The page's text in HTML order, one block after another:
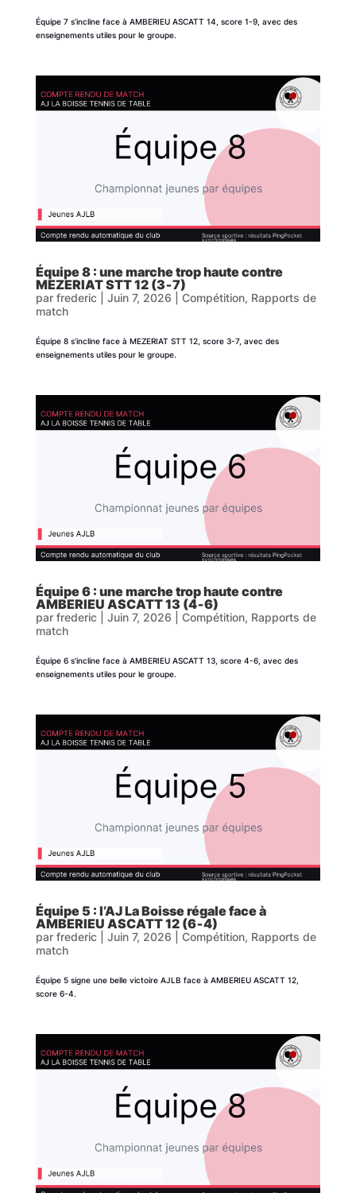
Équipe 7 s’incline face à AMBERIEU ASCATT 14, score 1-9, avec des
enseignements utiles pour le groupe.
Équipe 8 : une marche trop haute contre
MEZERIAT STT 12 (3‑7)
par frederic| Juin 7, 2026 Compétition, Rapports de
match
Équipe 8 s’incline face à MEZERIAT STT 12, score 3-7, avec des
enseignements utiles pour le groupe.
Équipe 6 : une marche trop haute contre
AMBERIEU ASCATT 13 (4‑6)
par frederic| Juin 7, 2026 Compétition, Rapports de
match
Équipe 6 s’incline face à AMBERIEU ASCATT 13, score 4-6, avec des
enseignements utiles pour le groupe.
Équipe 5 : l’AJ La Boisse régale face à
AMBERIEU ASCATT 12 (6‑4)
par frederic| Juin 7, 2026 Compétition, Rapports de
match
Équipe 5 signe une belle victoire AJLB face à AMBERIEU ASCATT 12,
score 6-4.